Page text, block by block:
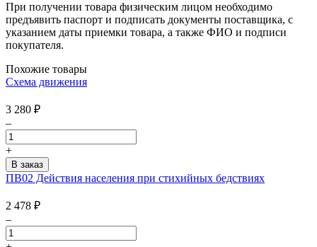
При получении товара физическим лицом необходимо
предъявить паспорт и подписать документы поставщика, с
указанием даты приемки товара, а также ФИО и подписи
покупателя.
Похожие товары
Схема движения
3 280 ₽
–
+
ПВ02 Действия населения при стихийных бедствиях
2 478 ₽
–